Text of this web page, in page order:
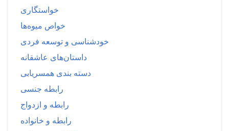
خواستگاری
خواص میوه‌ها
خودشناسی و توسعه فردی
داستان‌های عاشقانه
دسته بندی همسریابی
رابطه جنسی
رابطه و ازدواج
رابطه و خانواده